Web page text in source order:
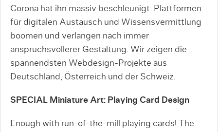
Corona hat ihn massiv beschleunigt: Plattformen
für digitalen Austausch und Wissensvermittlung
boomen und verlangen nach immer
anspruchsvollerer Gestaltung. Wir zeigen die
spannendsten Webdesign-Projekte aus
Deutschland, Österreich und der Schweiz.
SPECIAL Miniature Art: Playing Card Design
Enough with run-of-the-mill playing cards! The